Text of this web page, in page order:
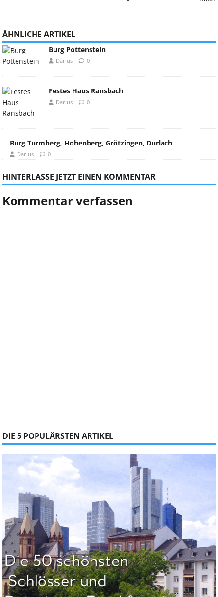
ÄHNLICHE ARTIKEL
Burg Pottenstein
Darius 0
Festes Haus Ransbach
Darius 0
Burg Turmberg, Hohenberg, Grötzingen, Durlach
Darius 0
HINTERLASSE JETZT EINEN KOMMENTAR
Kommentar verfassen
DIE 5 POPULÄRSTEN ARTIKEL